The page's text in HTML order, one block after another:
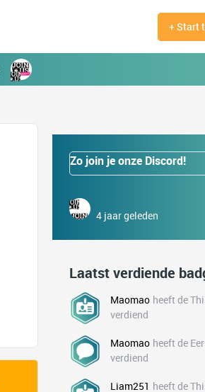
+ Start
Zo join je onze Discord!
4 jaar geleden
Laatst verdiende
Maomao heeft de
verdiend
Maomao heeft de
verdiend
Liam251 heeft de